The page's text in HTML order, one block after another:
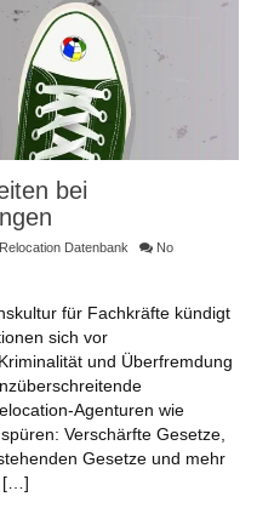
bei
Relocation Datenbank
No
für Fachkräfte kündigt
sich vor
und Überfremdung
Agenturen wie
Verschärfte Gesetze,
Gesetze und mehr
[…]